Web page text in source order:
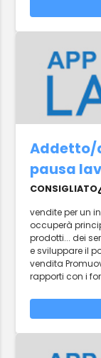
Addetto/
pausa
CONSIGLIATO
vendite per un
occuperà
prodotti... dei
e sviluppare il
vendita
rapporti con i